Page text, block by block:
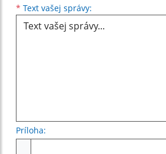
* Text vašej správy:
Príloha: